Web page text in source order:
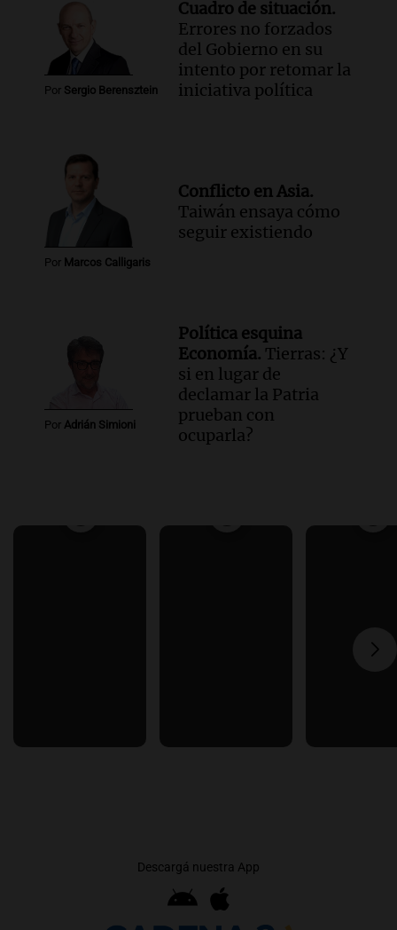
Por Sergio Berensztein
Cuadro de situación.
Errores no forzados
del Gobierno en su
intento por retomar la
iniciativa política
Por Marcos Calligaris
Conflicto en Asia.
Taiwán ensaya cómo
seguir existiendo
Por Adrián Simioni
Política esquina
Economía. Tierras: ¿Y
si en lugar de
declamar la Patria
prueban con
ocuparla?
Descargá nuestra App